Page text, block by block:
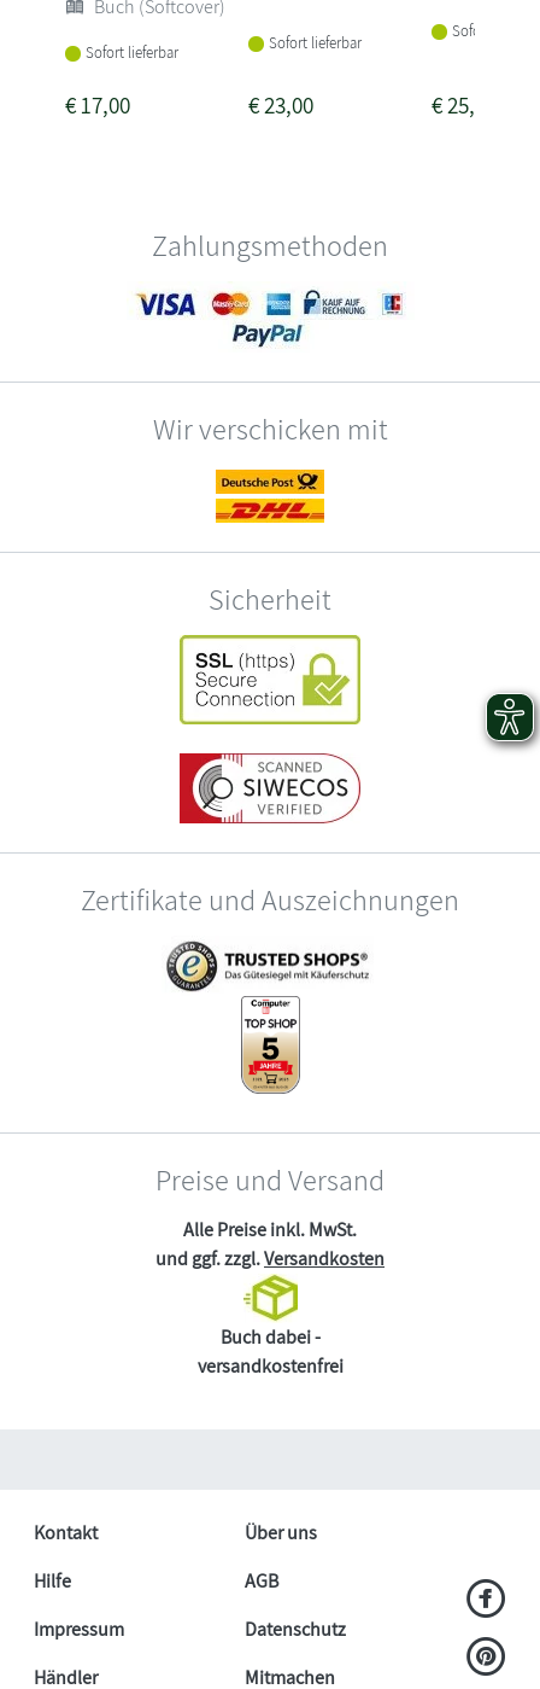
Buch (Softcover)
Sofort lieferbar
€17,00
Sofort lieferbar
€23,00
Sofort
€25,00
Zahlungsmethoden
Wir verschicken mit
Sicherheit
Zertifikate und Auszeichnungen
Preise und Versand
Alle Preise inkl. MwSt.
und ggf. zzgl.Versandkosten
Buch dabei -
versandkostenfrei
Kontakt
Über uns
Hilfe
AGB
Impressum
Datenschutz
Händler
Mitmachen